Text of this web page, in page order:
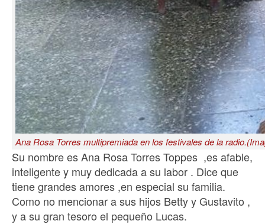
Ana Rosa Torres multipremiada en los festivales de la
Su nombre es Ana Rosa Torres Toppes ,es afable,
inteligente y muy dedicada a su labor . Dice que
tiene grandes amores ,en especial su familia.
Como no mencionar a sus hijos Betty y Gustavito ,
y a su gran tesoro el pequeño Lucas.